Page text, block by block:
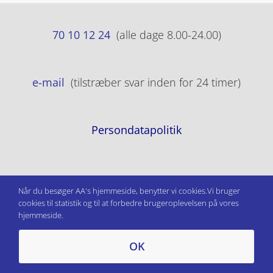
70 10 12 24 (alle dage 8.00-24.00)
e-mail (tilstræber svar inden for 24 timer)
Persondatapolitik
Når du besøger AA's hjemmeside, benytter vi cookies.Vi bruger
cookies til statistik og til at forbedre brugeroplevelsen på vores
hjemmeside.
OK